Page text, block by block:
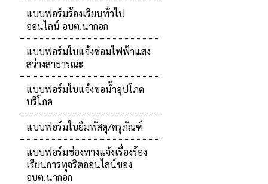
แบบฟอร์มร้องเรียนทั่วไป
ออนไลน์ อบต.นากอก
แบบฟอร์มใบแจ้งซ่อมไฟฟ้าแสง
สว่างสาธารณะ
แบบฟอร์มใบแจ้งขอน้ำอุปโภค
บริโภค
แบบฟอร์มใบยืมพัสดุ/ครุภัณฑ์
แบบฟอร์มช่องทางแจ้งเรื่องร้อง
เรียนการทุจริตออนไลน์ของ
อบต.นากอก